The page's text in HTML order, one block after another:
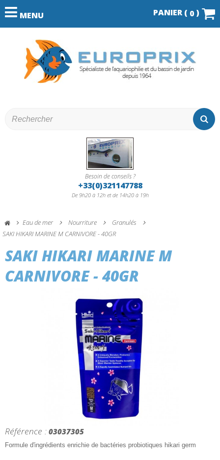
MENU PANIER ( 0 )
Besoin de conseils ?
+33(0)321147788
De 9h20 à 12h et de 14h20 à 19h
Eau de mer Nourriture
Granulés
SAKI HIKARI MARINE M CARNIVORE - 40GR
SAKI HIKARI MARINE M
CARNIVORE - 40GR
Référence : 03037305
Formule d'ingrédients enrichie de bactéries probiotiques hikari germ